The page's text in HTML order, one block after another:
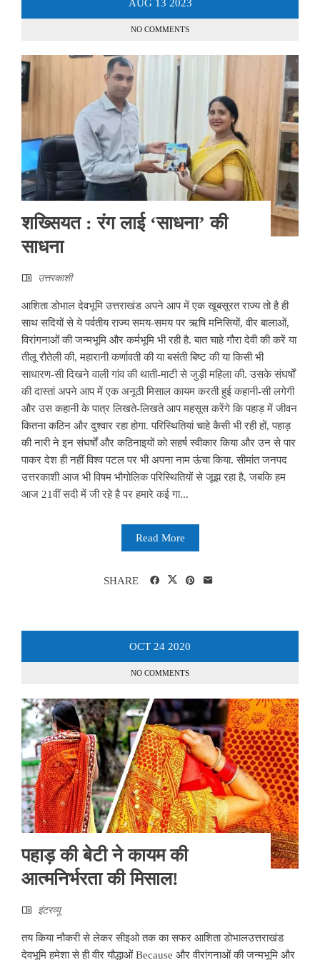
AUG 13 2023
NO COMMENTS
शख्सियत : रंग लाई ‘साधना’ की
साधना
उत्तरकाशी
आशिता डोभाल देवभूमि उत्तराखंड अपने आप में एक खूबसूरत राज्य तो है ही
साथ सदियों से ये पर्वतीय राज्य समय-समय पर ऋषि मनिसियों, वीर बालाओं,
विरांगनाओं की जन्मभूमि और कर्मभूमि भी रही है. बात चाहे गौरा देवी की करें या
तीलू रौतेली की, महारानी कर्णावती की या बसंती बिष्ट की या किसी भी
साधारण-सी दिखने वाली गांव की थाती-माटी से जुड़ी महिला की. उसके संघर्षों
की दास्तां अपने आप में एक अनूठी मिसाल कायम करती हुई कहानी-सी लगेगी
और उस कहानी के पात्र लिखते-लिखते आप महसूस करेंगे कि पहाड़ में जीवन
कितना कठिन और दुश्वार रहा होगा. परिस्थितियां चाहे कैसी भी रही हों, पहाड़
की नारी ने इन संघर्षों और कठिनाइयों को सहर्ष स्वीकार किया और उन से पार
पाकर देश ही नहीं विश्व पटल पर भी अपना नाम ऊंचा किया. सीमांत जनपद
उत्तरकाशी आज भी विषम भौगोलिक परिस्थितियों से जूझ रहा है, जबकि हम
आज 21वीं सदी में जी रहे है पर हमारे कई गा...
Read More
SHARE
OCT 24 2020
NO COMMENTS
पहाड़ की बेटी ने कायम की
आत्‍मनिर्भरता की मिसाल!
इंटरव्‍यू
तय किया नौकरी से लेकर सीइओ तक का सफर आशिता डोभालउत्तराखंड
देवभूमि हमेशा से ही वीर यौद्धाओं Because और वीरांगनाओं की जन्मभूमि और